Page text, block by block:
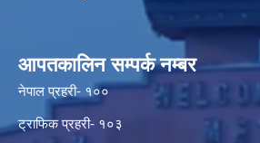
आपतकालिन सम्पर्क नम्बर
नेपाल प्रहरी- १००
ट्राफिक प्रहरी- १०३